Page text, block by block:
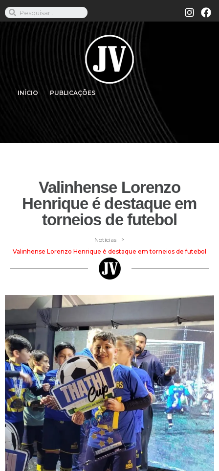
INÍCIO PUBLICAÇÕES
Valinhense Lorenzo
Henrique é destaque em
torneios de futebol
Notícias >
Valinhense Lorenzo Henrique é destaque em torneios de futebol